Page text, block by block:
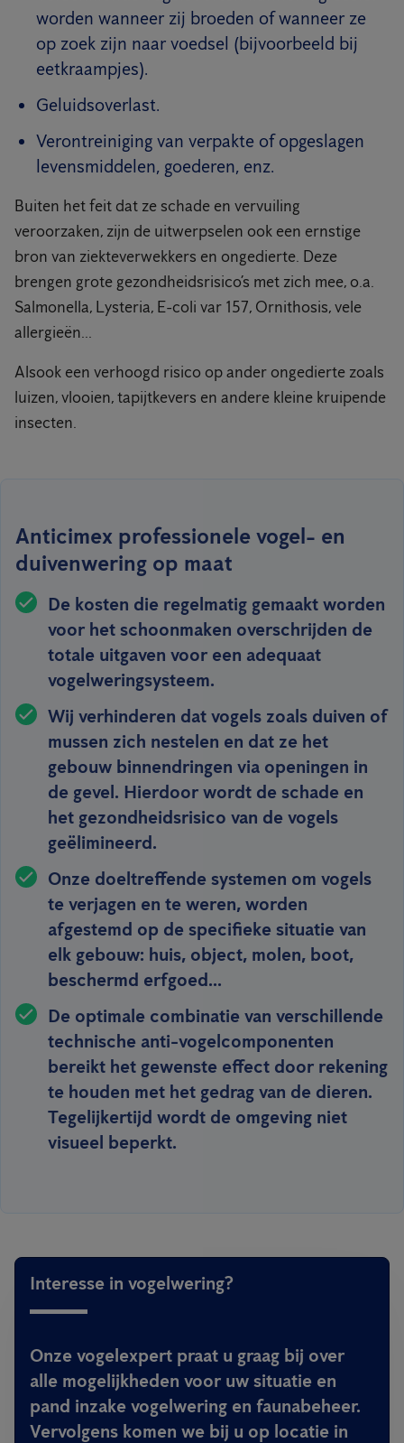
worden wanneer zij broeden of wanneer ze
op zoek zijn naar voedsel (bijvoorbeeld bij
eetkraampjes).
Geluidsoverlast.
Verontreiniging van verpakte of opgeslagen
levensmiddelen, goederen, enz.
Buiten het feit dat ze schade en vervuiling
veroorzaken, zijn de uitwerpselen ook een ernstige
bron van ziekteverwekkers en ongedierte. Deze
brengen grote gezondheidsrisico’s met zich mee, o.a.
Salmonella, Lysteria, E-coli var 157, Ornithosis, vele
allergieën...
Alsook een verhoogd risico op ander ongedierte zoals
luizen, vlooien, tapijtkevers en andere kleine kruipende
insecten.
Anticimex professionele vogel- en
duivenwering op maat
De kosten die regelmatig gemaakt worden
voor het schoonmaken overschrijden de
totale uitgaven voor een adequaat
vogelweringsysteem.
Wij verhinderen dat vogels zoals duiven of
mussen zich nestelen en dat ze het
gebouw binnendringen via openingen in
de gevel. Hierdoor wordt de schade en
het gezondheidsrisico van de vogels
geëlimineerd.
Onze doeltreffende systemen om vogels
te verjagen en te weren, worden
afgestemd op de specifieke situatie van
elk gebouw: huis, object, molen, boot,
beschermd erfgoed...
De optimale combinatie van verschillende
technische anti-vogelcomponenten
bereikt het gewenste effect door rekening
te houden met het gedrag van de dieren.
Tegelijkertijd wordt de omgeving niet
visueel beperkt.
Interesse in vogelwering?
Onze vogelexpert praat u graag bij over
alle mogelijkheden voor uw situatie en
pand inzake vogelwering en faunabeheer.
Vervolgens komen we bij u op locatie in